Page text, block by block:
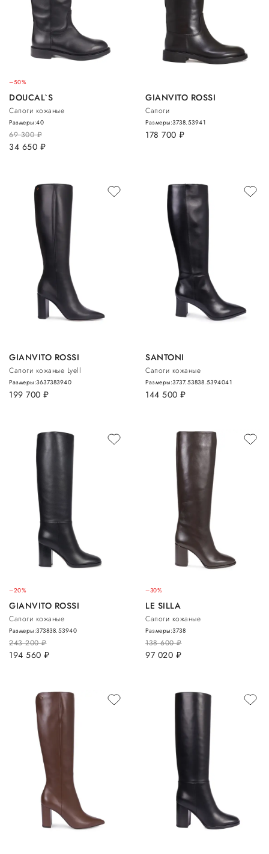
–50%
DOUCAL`S
Сапоги кожаные
69 300руб.
34 650 руб.
Размеры:40
GIANVITO ROSSI
Сапоги
178 700 руб.
Размеры:3738.53941
GIANVITO ROSSI
Сапоги кожаные Lyell
199 700 руб.
Размеры:3637383940
SANTONI
Сапоги кожаные
144 500 руб.
Размеры:3737.53838.5394041
–20%
GIANVITO ROSSI
Сапоги кожаные
243 200руб.
194 560 руб.
Размеры:373838.53940
–30%
LE SILLA
Сапоги кожаные
138 600руб.
97 020 руб.
Размеры:3738